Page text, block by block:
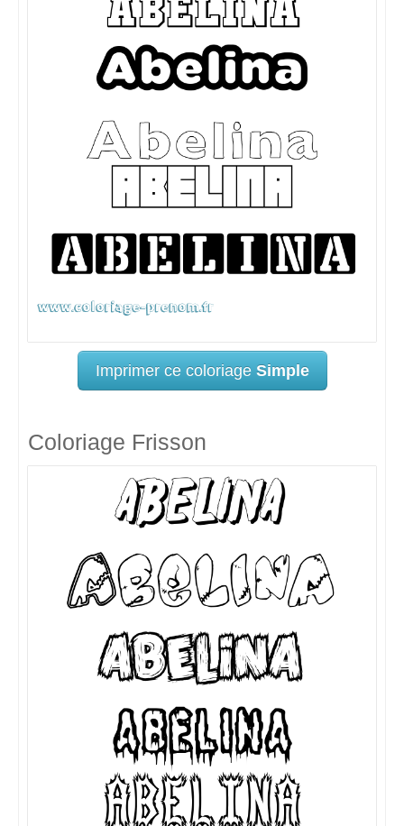
Imprimer ce coloriage Simple
Coloriage Frisson